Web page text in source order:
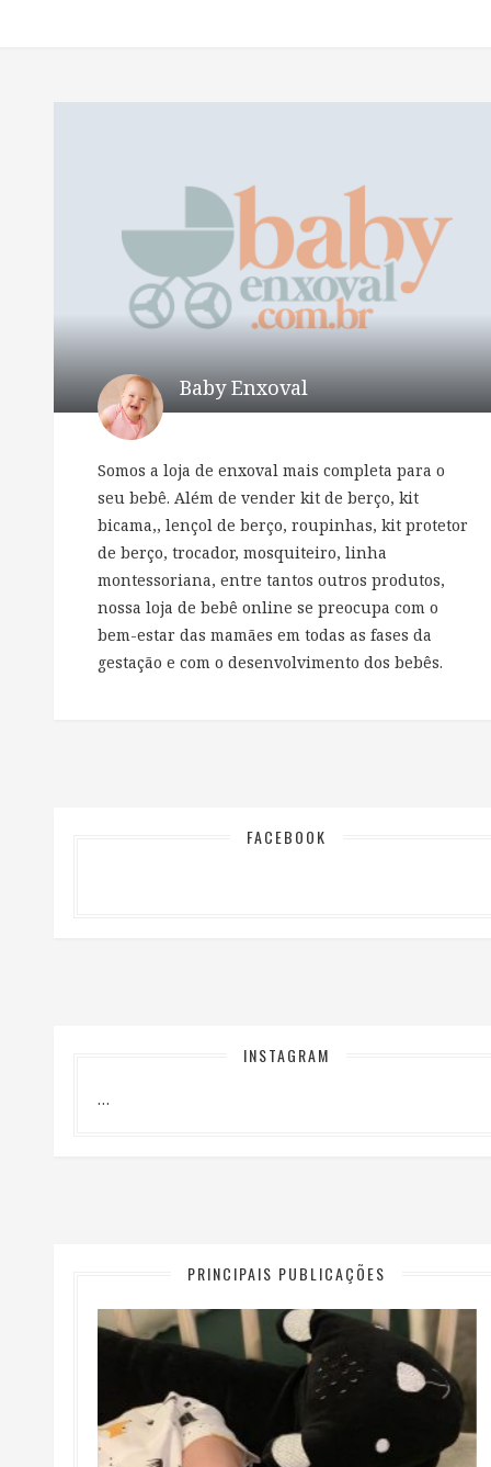
Baby Enxoval
Somos a loja de enxoval mais completa para o
seu bebê. Além de vender kit de berço, kit
bicama,, lençol de berço, roupinhas, kit protetor
de berço, trocador, mosquiteiro, linha
montessoriana, entre tantos outros produtos,
nossa loja de bebê online se preocupa com o
bem-estar das mamães em todas as fases da
gestação e com o desenvolvimento dos bebês.
FACEBOOK
INSTAGRAM
…
PRINCIPAIS PUBLICAÇÕES